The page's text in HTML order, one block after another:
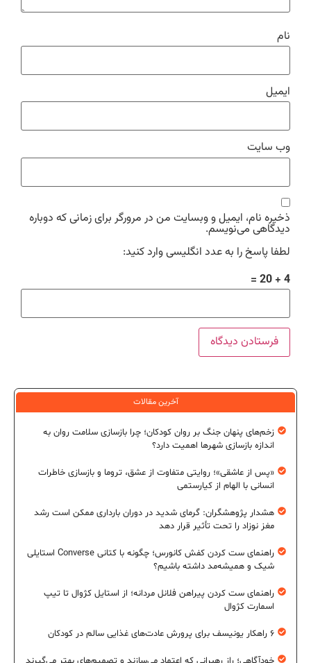
نام
ایمیل
وب‌ سایت
ذخیره نام، ایمیل و وبسایت من در مرورگر برای زمانی که دوباره
دیدگاهی می‌نویسم.
لطفا پاسخ را به عدد انگلیسی وارد کنید:
4 + 20 =
آخرین مقالات
زخم‌های پنهان جنگ بر روان کودکان؛ چرا بازسازی سلامت روان به
اندازه بازسازی شهرها اهمیت دارد؟
«پس از عاشقی»؛ روایتی متفاوت از عشق، تروما و بازسازی خاطرات
انسانی با الهام از کیارستمی
هشدار پژوهشگران: گرمای شدید در دوران بارداری ممکن است رشد
مغز نوزاد را تحت تأثیر قرار دهد
راهنمای ست کردن کفش کانورس؛ چگونه با کتانی Converse استایلی
شیک و همیشه‌مد داشته باشیم؟
راهنمای ست کردن پیراهن فلانل مردانه؛ از استایل کژوال تا تیپ
اسمارت کژوال
۶ راهکار یونیسف برای پرورش عادت‌های غذایی سالم در کودکان